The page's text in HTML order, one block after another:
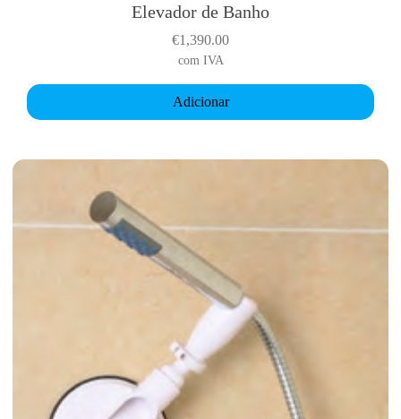
Elevador de Banho
€1,390.00
com IVA
Adicionar